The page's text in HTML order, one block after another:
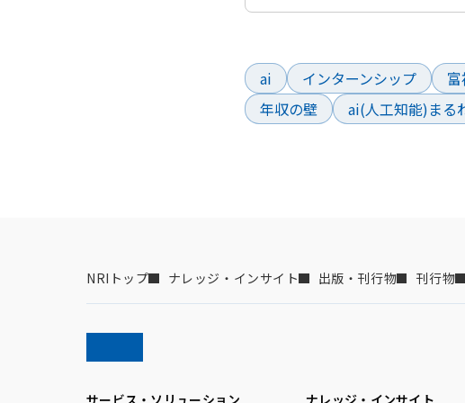
ai
インターンシップ
年収の壁
ai(人工知能)まる
NRIトップ ナレッジ・インサイト 出版・刊行物 刊行物
サービス・ソリューション ナレッジ・インサイト